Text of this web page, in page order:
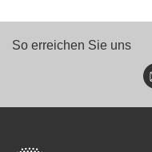
So erreichen Sie uns